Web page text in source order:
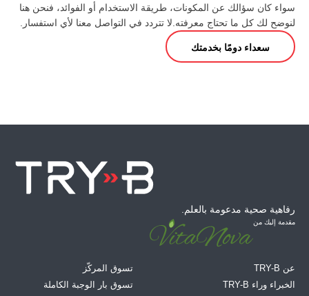
سواء كان سؤالك عن المكونات، طريقة الاستخدام أو الفوائد، فنحن هنا
لنوضح لك كل ما تحتاج معرفته. لا تتردد في التواصل معنا لأي استفسار.
سعداء دومًا بخدمتك
رفاهية صحية مدعومة بالعلم.
مقدمة إليك من
عن TRY-B
الخبراء وراء TRY-B
تسوق المركّز
تسوق بار الوجبة الكاملة